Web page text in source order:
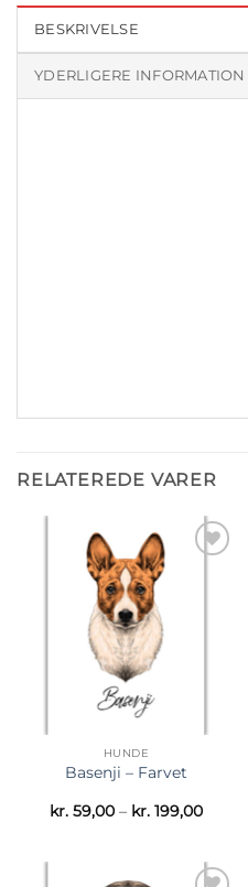
BESKRIVELSE
YDERLIGERE INFORMATION
RELATEREDE VARER
HUNDE
Basenji – Farvet
kr. 59,00 – kr. 199,00